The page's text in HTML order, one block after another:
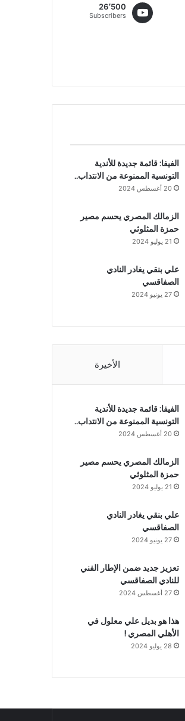
26٬500
Subscribers
الفيفا: قائمة جديدة للأندية
التونسية الممنوعة من الانتداب..
20 أغسطس 2024
الزمالك المصري يحسم مصير
حمزة المثلوثي
21 يوليو 2024
علي بنقي يغادر النادي
الصفاقسي
27 يونيو 2024
الأخيرة
الفيفا: قائمة جديدة للأندية
التونسية الممنوعة من الانتداب..
20 أغسطس 2024
الزمالك المصري يحسم مصير
حمزة المثلوثي
21 يوليو 2024
علي بنقي يغادر النادي
الصفاقسي
27 يونيو 2024
تعزيز جديد ضمن الإطار الفني
للنادي الصفاقسي
27 أغسطس 2024
هذا هو بديل علي معلول في
الأهلي المصري !
28 يوليو 2024